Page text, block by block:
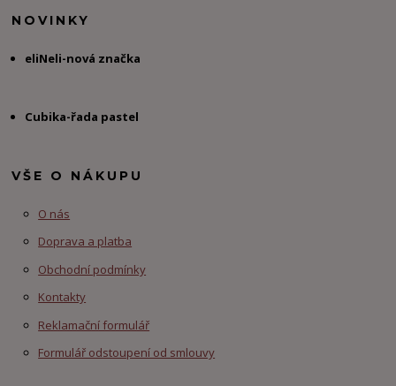
NOVINKY
eliNeli-nová značka
Cubika-řada pastel
VŠE O NÁKUPU
O nás
Doprava a platba
Obchodní podmínky
Kontakty
Reklamační formulář
Formulář odstoupení od smlouvy